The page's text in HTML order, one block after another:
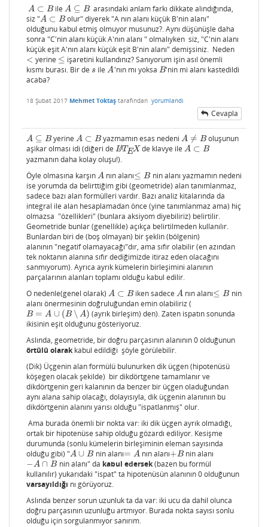
A ⊂ B
A⊂B ile A ⊆ B
A⊆B
arasındaki anlam farkı dikkate alındığında,
siz "A ⊂ B
A⊂B
olur" diyerek "A nın alanı küçük B'nin alanı"
olduğunu kabul etmiş olmuyor musunuz?. Aynı düşünüşle daha
sonra "C'nin alanı küçük A'nın alanı " olmalıyken siz, "C'nin alanı
küçük eşit A'nın alanı küçük eşit B'nin alanı" demişsiniz. Neden
<
< yerine ≤
≤ işaretini kullandınız? Sanıyorum işin asıl önemli
kısmı burası. Bir de s
s ileA
A 'nın mı yoksa B
B'nin mi alanı kastedildi
acaba?
18 Şubat 2017 Mehmet Toktaş tarafından yorumlandı
Cevapla
A ⊆ B
A⊆B yerine A ⊂ B
A⊂B yazmamın esas nedeni A ≠ B
A≠ B
oluşunun
aşikar olması idi (diğeri de LAT EX
LATEX de klavye ileA ⊂ B
A⊂B
yazmanın daha kolay oluşu!).
Öyle olmasına karşın A
A nın alanı≤ B
≤B
nin alanı yazmamın nedeni
ise yorumda da belirttiğim gibi (geometride) alan tanımlanmaz,
sadece bazı alan formülleri vardır. Bazı analiz kitalarında da
integral ile alan hesaplamadan önce (yine tanımlanmaz ama) hiç
olmazsa "özellikleri" (bunlara aksiyom diyebiliriz) belirtilir.
Geometride bunlar (genellikle) açıkça belirtilmeden kullanılır.
Bunlardan biri de (boş olmayan) bir şeklin (bölgenin)
alanının "negatif olamayacağı"dır, ama sıfır olabilir (en azından
tek noktanın alanına sıfır dediğimizde itiraz eden olacağını
sanmıyorum). Ayrıca ayrık kümelerin birleşimini alanının
parçalarının alanları toplamı olduğu kabul edilir.
O nedenle(genel olarak) A ⊂ B
A⊂B iken sadece A
A nın alanı≤ B
≤B
nin
alanı önermesinin doğruluğundan emin olabiliriz (
B = A ∪ ( B ∖ A)
B= A∪(B ∖A )
(ayrık birleşim) den). Zaten ispatın sonunda
ikisinin eşit olduğunu gösteriyoruz.
Aslında, geometride, bir doğru parçasının alanının 0 olduğunun
örtülü olarakkabul edildiği şöyle görülebilir.
(Dik) Üçgenin alan formülü bulunurken dik üçgen (hipotenüsü
köşegen olacak şekilde) bir dikdörtgene tamamlanır ve
dikdörtgenin geri kalanının da benzer bir üçgen oladuğundan
aynı alana sahip olacağı, dolayısıyla, dik üçgenin alanınıın bu
dikdörtgenin alanını yarısı olduğu "ispatlanmış" olur.
Ama burada önemli bir nokta var: iki dik üçgen ayrık olmadığı,
ortak bir hipotenüse sahip olduğu gözardı ediliyor. Kesişme
durumunda (sonlu kümelerin birleşiminin eleman sayısında
olduğu gibi) "A ∪ B
A∪B nin alanı= A
=A nın alanı+B
+B
nin alanı
−A ∩ B
−A∩B nin alanı" da kabul edersek(bazen bu formül
kullanılır) yukarıdaki "ispat" ta hipotenüsün alanının 0 olduğunun
varsayıldığı nı görüyoruz.
Aslında benzer sorun uzunluk ta da var: iki ucu da dahil olunca
doğru parçasının uzunluğu artmıyor. Burada nokta sayısı sonlu
olduğu için sorgulanmıyor sanırım.